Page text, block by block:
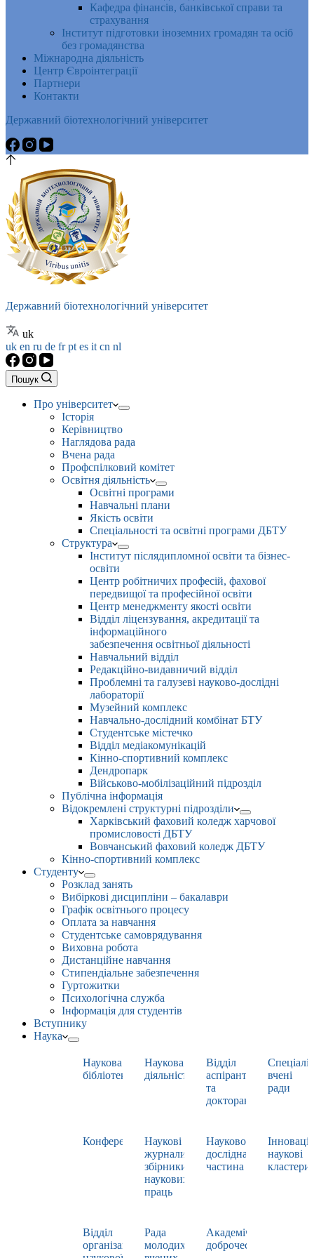
Кафедра фінансів, банківської справи та
страхування
Інститут підготовки іноземних громадян та осіб
без громадянства
Міжнародна діяльність
Центр Євроінтеграції
Партнери
Контакти
Державний біотехнологічний університет
Державний біотехнологічний університет
uk
uk en ru de frpt es it cn nl
Пошук
Про університет
Історія
Керівництво
Наглядова рада
Вчена рада
Профспілковий комітет
Освітня діяльність
Освітні програми
Навчальні плани
Якість освіти
Спеціальності та освітні програми ДБТУ
Структура
Інститут післядипломної освіти та бізнес-
освіти
Центр робітничих професій, фахової
передвищої та професійної освіти
Центр менеджменту якості освіти
Відділ ліцензування, акредитації та
інформаційного
забезпечення освітньої діяльності
Навчальний відділ
Редакційно-видавничий відділ
Проблемні та галузеві науково-дослідні
лабораторії
Музейний комплекс
Навчально-дослідний комбінат БТУ
Студентське містечко
Відділ медіакомунікацій
Кінно-спортивний комплекс
Дендропарк
Військово-мобілізаційний підрозділ
Публічна інформація
Відокремлені структурні підрозділи
Харківський фаховий коледж харчової
промисловості ДБТУ
Вовчанський фаховий коледж ДБТУ
Кінно-спортивний комплекс
Студенту
Розклад занять
Вибіркові дисципліни – бакалаври
Графік освітнього процесу
Оплата за навчання
Студентське самоврядування
Виховна робота
Дистанційне навчання
Стипендіальне забезпечення
Гуртожитки
Психологічна служба
Інформація для студентів
Вступнику
Наука
Наукова
бібліотека
Наукова
діяльність
Відділ
аспірантури
та
докторантури
вчені
ради
Конференції
Наукові
журнали,
збірники
наукових
праць
Науково-
дослідна
частина
наукові
кластери
Відділ
організації
Рада
молодих
Академічна
доброчесність